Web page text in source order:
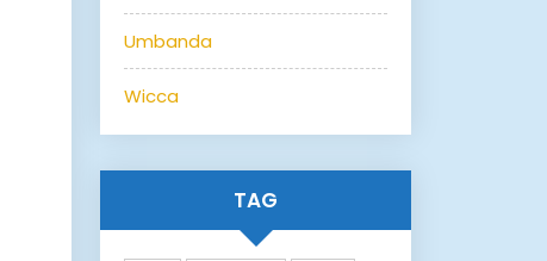
Umbanda
Wicca
TAG